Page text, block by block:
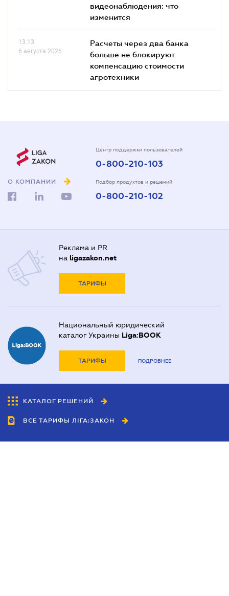
видеонаблюдения: что
изменится
13.13
6 августа 2026
Расчеты через два банка
больше не блокируют
компенсацию стоимости
агротехники
О КОМПАНИИ
Центр поддержки пользователей
0-800-210-103
Подбор продуктов и решений
0-800-210-102
Реклама и PR
на ligazakon.net
ТАРИФЫ
Национальный юридический
каталог Украины Liga:BOOK
ТАРИФЫ ПОДРОБНЕЕ
КАТАЛОГ РЕШЕНИЙ
ВСЕ ТАРИФЫ ЛІГА:ЗАКОН